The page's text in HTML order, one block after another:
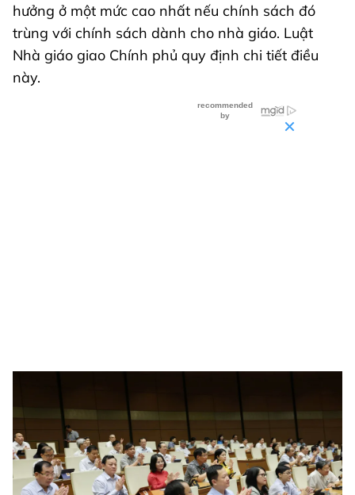
hưởng ở một mức cao nhất nếu chính sách đó
trùng với chính sách dành cho nhà giáo. Luật
Nhà giáo giao Chính phủ quy định chi tiết điều
này.